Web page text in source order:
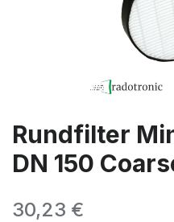
Rundfilter
DN 150
Regulärer Preis:
30,23 €